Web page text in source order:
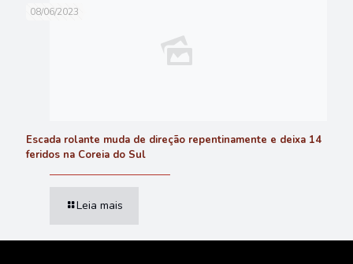
08/06/2023
Escada rolante muda de direção repentinamente e deixa 14
feridos na Coreia do Sul
Leia mais